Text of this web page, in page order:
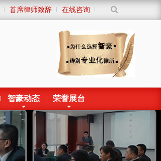
首席律师致辞 在线咨询
智豪动态 荣誉展台